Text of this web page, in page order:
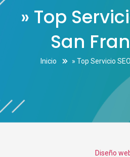
» Top
San
Inicio » Top Servicio
Diseño